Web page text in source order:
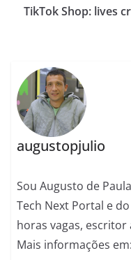
TikTok Shop: lives
augustopjulio
Sou Augusto de
Tech Next Portal e
horas vagas,
Mais informações